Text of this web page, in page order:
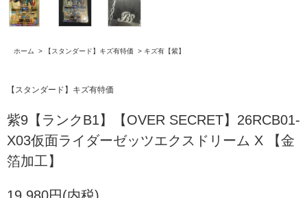
ホーム > 【スタンダード】キズ有特価 > キズ有【紫】
【スタンダード】キズ有特価
紫9【ランクB1】【OVER SECRET】26RCB01-
X03仮面ライダーゼッツエクスドリーム X 【金
箔加工】